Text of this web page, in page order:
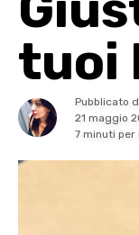
tuoi
Pubblicato
21 maggio
7 minuti per